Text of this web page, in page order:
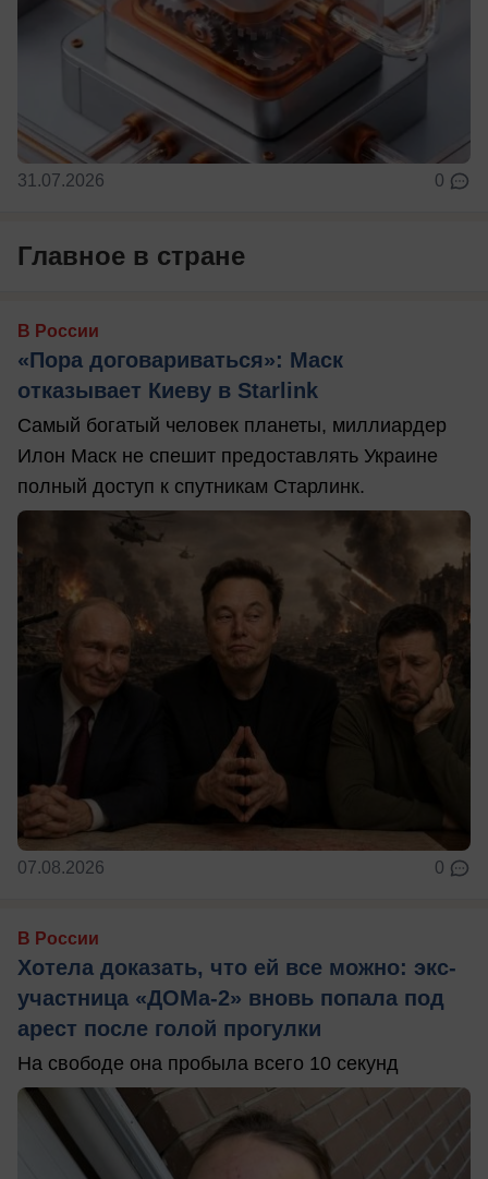
31.07.2026 0
Главное в стране
В России
«Пора договариваться»: Маск
отказывает Киеву в Starlink
Самый богатый человек планеты, миллиардер
Илон Маск не спешит предоставлять Украине
полный доступ к спутникам Старлинк.
07.08.2026 0
В России
Хотела доказать, что ей все можно: экс-
участница «ДОМа-2» вновь попала под
арест после голой прогулки
На свободе она пробыла всего 10 секунд